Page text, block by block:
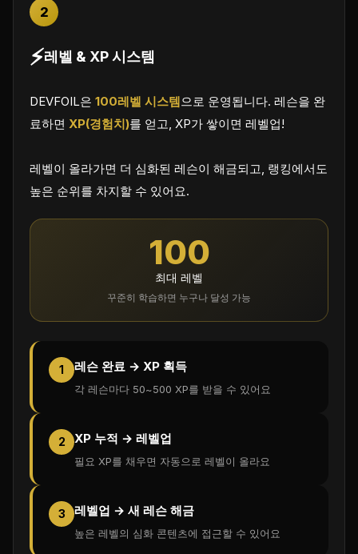
2
⚡레벨 & XP 시스템
DEVFOIL은 100레벨 시스템으로 운영됩니다. 레슨을 완
료하면 XP(경험치)를 얻고, XP가 쌓이면 레벨업!
레벨이 올라가면 더 심화된 레슨이 해금되고, 랭킹에서도
높은 순위를 차지할 수 있어요.
100
최대 레벨
꾸준히 학습하면 누구나 달성 가능
1 레슨 완료 → XP 획득
각 레슨마다 50~500 XP를 받을 수 있어요
2 XP 누적 → 레벨업
필요 XP를 채우면 자동으로 레벨이 올라요
3 레벨업 → 새 레슨 해금
높은 레벨의 심화 콘텐츠에 접근할 수 있어요